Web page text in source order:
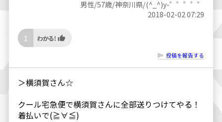
男性/57歳/神奈川県/(^_^)y-゜゜゜゜゜
2018-02-02 07:29
1
投稿を報告する
＞横須賀さん☆
クール宅急便で横須賀さんに全部送りつけてやる！
着払いで(≧∀≦)